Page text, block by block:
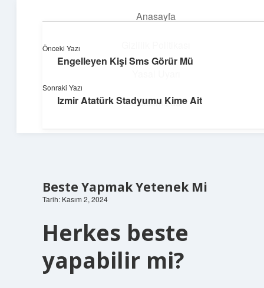
Anasayfa
Hakkımızda
Topluluk ve İlham
Beste Yapmak Yetenek Mi
Tarih: Kasım 2, 2024
Herkes beste
yapabilir mi?
Önceki Yazı
Engelleyen Kişi Sms Görür Mü
Sonraki Yazı
Izmir Atatürk Stadyumu Kime Ait